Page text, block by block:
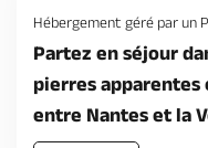
Hébergement géré par un
Partez en séjour
pierres apparentes
entre Nantes et la